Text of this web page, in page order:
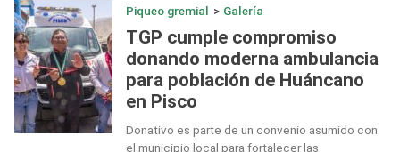
Piqueo gremial > Galería
TGP cumple compromiso
donando moderna ambulancia
para población de Huáncano
en Pisco
Donativo es parte de un convenio asumido con
el municipio local para fortalecer las